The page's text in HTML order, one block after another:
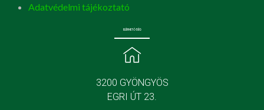
Adatvédelmi tájékoztató
ELÉRHETŐSÉG
3200 GYÖNGYÖS
EGRI ÚT 23.